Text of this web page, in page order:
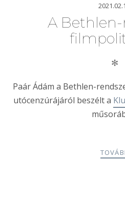
A
✻
Paár Ádám a Bethlen-
utócenzúrájáról beszélt a